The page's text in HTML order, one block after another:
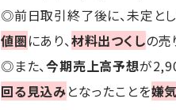
◎前日取引終了後に、未定と
値圏にあり、材料出つくしの売
◎また、今期売上高予想が
回る見込みとなったことを嫌気